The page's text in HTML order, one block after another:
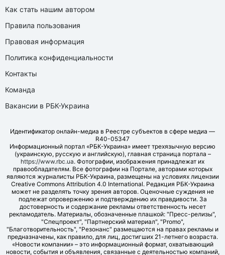
Как стать нашим автором
Правила пользования
Правовая информация
Политика конфиденциальности
Контакты
Команда
Вакансии в РБК-Украина
Идентификатор онлайн-медиа в Реестре субъектов в сфере медиа —
R40-05347
Информационный портал «РБК-Украина» имеет трехязычную версию
(украинскую, русскую и английскую), главная страница портала –
https://www.rbc.ua. Фотографии, изображения принадлежат их
правообладателям. Все фотографии на Портале, авторами которых
являются журналисты РБК-Украина, размещены на условиях лицензии
Creative Commons Attribution 4.0 International. Редакция РБК-Украина
может не разделять точку зрения авторов. Оценочные суждения не
подлежат опровержению и подтверждению их правдивости. За
достоверность и содержание рекламы ответственность несет
рекламодатель. Материалы, обозначенные плашкой: "Пресс-релизы",
"Спецпроект", "Партнерский материал", "Promo",
"Благотворительность", "Резонанс" размещаются на правах рекламы и
предназначены, как правило, для лиц, достигших 21-летнего возраста.
«Новости компании» – это информационный формат, охватывающий
новости, события и объявления, связанные с деятельностью компаний,